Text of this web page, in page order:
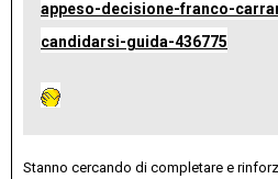
appeso-decisione-franco-
candidarsi-guida-436775
Stanno cercando di completare e